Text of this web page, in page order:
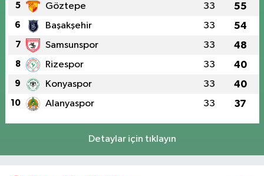
5 Göztepe 33 55
6 Başakşehir 33 54
7 Samsunspor 33 48
8 Rizespor 33 40
9 Konyaspor 33 40
10 Alanyaspor 33 37
Detaylar için tıklayın